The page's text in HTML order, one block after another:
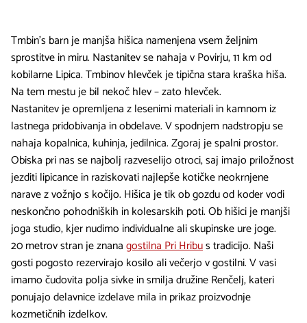
Tmbin's barn je manjša hišica namenjena vsem željnim
sprostitve in miru. Nastanitev se nahaja v Povirju, 11 km od
kobilarne Lipica. Tmbinov hlevček je tipična stara kraška hiša.
Na tem mestu je bil nekoč hlev – zato hlevček.
Nastanitev je opremljena z lesenimi materiali in kamnom iz
lastnega pridobivanja in obdelave. V spodnjem nadstropju se
nahaja kopalnica, kuhinja, jedilnica. Zgoraj je spalni prostor.
Obiska pri nas se najbolj razveselijo otroci, saj imajo priložnost
jezditi lipicance in raziskovati najlepše kotičke neokrnjene
narave z vožnjo s kočijo. Hišica je tik ob gozdu od koder vodi
neskončno pohodniških in kolesarskih poti. Ob hišici je manjši
joga studio, kjer nudimo individualne ali skupinske ure joge.
20 metrov stran je znanagostilna Pri Hribus tradicijo. Naši
gosti pogosto rezervirajo kosilo ali večerjo v gostilni. V vasi
imamo čudovita polja sivke in smilja družine Renčelj, kateri
ponujajo delavnice izdelave mila in prikaz proizvodnje
kozmetičnih izdelkov.